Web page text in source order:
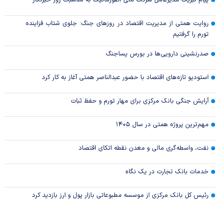
روایت همتی از مدیریت اقتصاد در روزهای جنگ: جلوی شتاب فزاینده
تورم را گرفتیم
صدرنشینی دارویی‌ها در بورس پساجنگ
استودیو تازه‌های اقتصاد با حضور عبدالناصر همتی آغاز به کار کرد
آرایش جنگی بانک مرکزی برای مهار تورم و حفظ ثبات
مهم‌ترین پروژه همتی در سال ۱۴۰۵
نفت، واسطه‌گری مالی و معدن نقطه اتکای اقتصاد
خدمات بانک تجارت در یک نگاه
رئیس کل بانک مرکزی از موسسه مطبوعاتی بازار پول و ارز بازدید کرد